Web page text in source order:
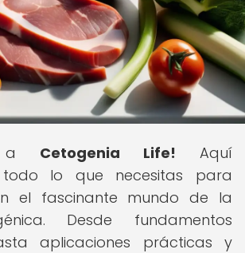
a Cetogenia Life! Aquí
todo lo que necesitas para
el fascinante mundo de la
Desde fundamentos
aplicaciones prácticas y